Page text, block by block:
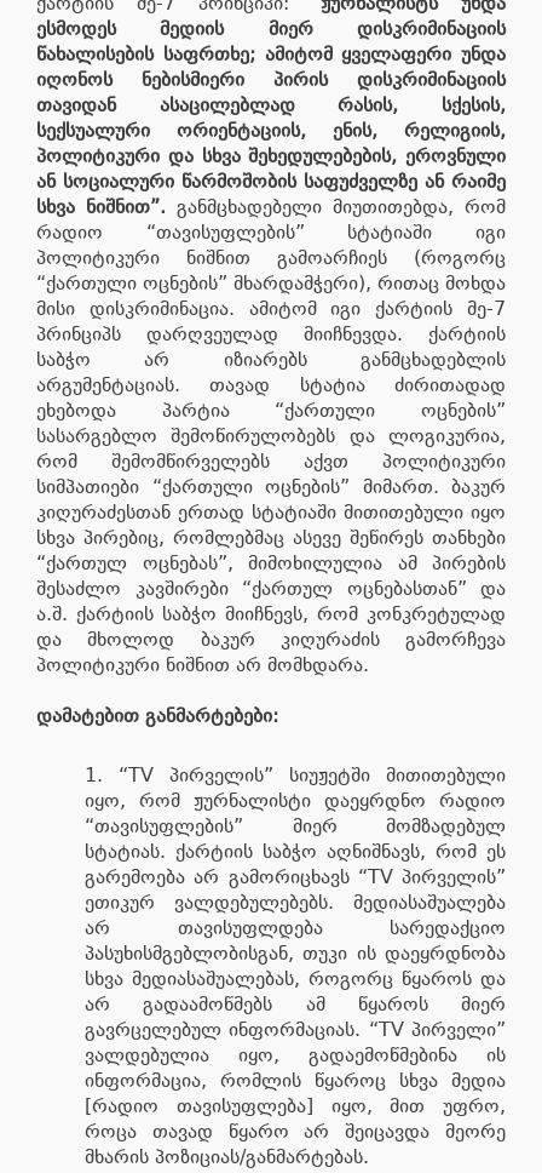
ესმოდეს მედიის მიერ დისკრიმინაციის
წახალისების საფრთხე; ამიტომ ყველაფერი უნდა
იღონოს ნებისმიერი პირის დისკრიმინაციის
თავიდან ასაცილებლად რასის, სქესის,
სექსუალური ორიენტაციის, ენის, რელიგიის,
პოლიტიკური და სხვა შეხედულებების, ეროვნული
ან სოციალური წარმოშობის საფუძველზე ან რაიმე
სხვა ნიშნით”. განმცხადებელი მიუთითებდა, რომ
რადიო “თავისუფლების” სტატიაში იგი
პოლიტიკური ნიშნით გამოარჩიეს (როგორც
“ქართული ოცნების” მხარდამჭერი), რითაც მოხდა
მისი დისკრიმინაცია. ამიტომ იგი ქარტიის მე-7
პრინციპს დარღვეულად მიიჩნევდა. ქარტიის
საბჭო არ იზიარებს განმცხადებლის
არგუმენტაციას. თავად სტატია ძირითადად
ეხებოდა პარტია “ქართული ოცნების”
სასარგებლო შემოწირულობებს და ლოგიკურია,
რომ შემომწირველებს აქვთ პოლიტიკური
სიმპათიები “ქართული ოცნების” მიმართ. ბაკურ
კიღურაძესთან ერთად სტატიაში მითითებული იყო
სხვა პირებიც, რომლებმაც ასევე შეწირეს თანხები
“ქართულ ოცნებას”, მიმოხილულია ამ პირების
შესაძლო კავშირები “ქართულ ოცნებასთან” და
ა.შ. ქარტიის საბჭო მიიჩნევს, რომ კონკრეტულად
და მხოლოდ ბაკურ კიღურაძის გამორჩევა
პოლიტიკური ნიშნით არ მომხდარა.
დამატებით განმარტებები:
“TV პირველის” სიუჟეტში მითითებული
იყო, რომ ჟურნალისტი დაეყრდნო რადიო
“თავისუფლების” მიერ მომზადებულ
სტატიას. ქარტიის საბჭო აღნიშნავს, რომ ეს
გარემოება არ გამორიცხავს “TV პირველის”
ეთიკურ ვალდებულებებს. მედიასაშუალება
არ თავისუფლდება სარედაქციო
პასუხისმგებლობისგან, თუკი ის დაეყრდნობა
სხვა მედიასაშუალებას, როგორც წყაროს და
არ გადაამოწმებს ამ წყაროს მიერ
გავრცელებულ ინფორმაციას. “TV პირველი”
ვალდებულია იყო, გადაემოწმებინა ის
ინფორმაცია, რომლის წყაროც სხვა მედია
[რადიო თავისუფლება] იყო, მით უფრო,
როცა თავად წყარო არ შეიცავდა მეორე
მხარის პოზიციას/განმარტებას.